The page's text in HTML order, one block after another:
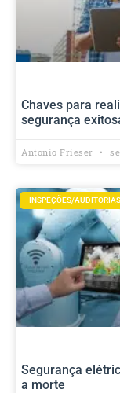
Chaves para
segurança
Antonio Frieser
INSPEÇÕES/AUDITORIAS
Segurança
a morte